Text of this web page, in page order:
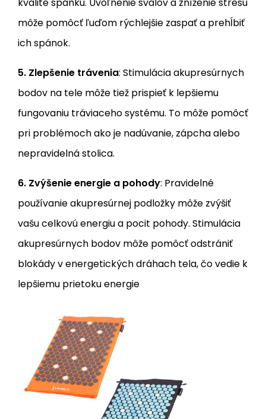
kvalite spánku. Uvoľnenie svalov a zníženie stresu
môže pomôcť ľuďom rýchlejšie zaspať a prehĺbiť
ich spánok.
5. Zlepšenie trávenia: Stimulácia akupresúrnych
bodov na tele môže tiež prispieť k lepšiemu
fungovaniu tráviaceho systému. To môže pomôcť
pri problémoch ako je nadúvanie, zápcha alebo
nepravidelná stolica.
6. Zvýšenie energie a pohody: Pravidelné
používanie akupresúrnej podložky môže zvýšiť
vašu celkovú energiu a pocit pohody. Stimulácia
akupresúrnych bodov môže pomôcť odstrániť
blokády v energetických dráhach tela, čo vedie k
lepšiemu prietoku energie